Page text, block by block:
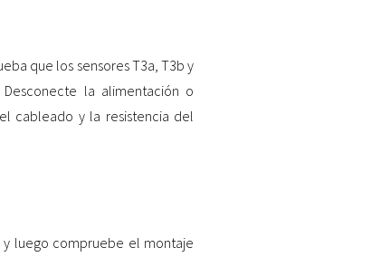
que los sensores T3a, T3b y
la alimentación o
cableado y la resistencia del
luego compruebe el montaje